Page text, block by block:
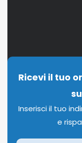
Ricevi il tuo
Inserisci il tuo
e